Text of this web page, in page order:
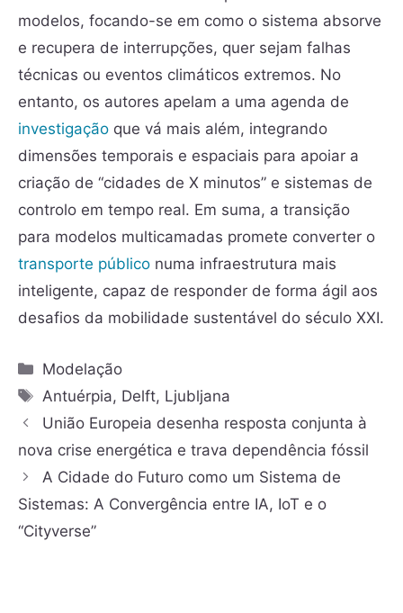
modelos, focando-se em como o sistema absorve
e recupera de interrupções, quer sejam falhas
técnicas ou eventos climáticos extremos. No
entanto, os autores apelam a uma agenda de
investigação que vá mais além, integrando
dimensões temporais e espaciais para apoiar a
criação de “cidades de X minutos” e sistemas de
controlo em tempo real. Em suma, a transição
para modelos multicamadas promete converter o
transporte público numa infraestrutura mais
inteligente, capaz de responder de forma ágil aos
desafios da mobilidade sustentável do século XXI.
Modelação
Antuérpia, Delft, Ljubljana
União Europeia desenha resposta conjunta à
nova crise energética e trava dependência fóssil
A Cidade do Futuro como um Sistema de
Sistemas: A Convergência entre IA, IoT e o
“Cityverse”